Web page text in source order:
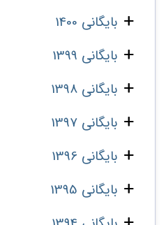
بایگانی 1400
بایگانی 1399
بایگانی 1398
بایگانی 1397
بایگانی 1396
بایگانی 1395